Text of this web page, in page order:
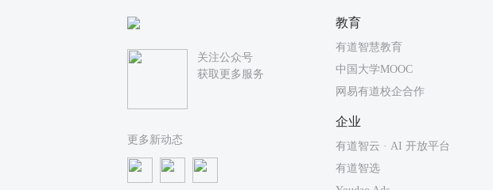
关注公众号
获取更多服务
更多新动态
教育
有道智慧教育
中国大学MOOC
网易有道校企合作
企业
有道智云 · AI 开放平台
有道智选